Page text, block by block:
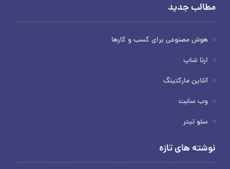
مطالب جدید
هوش مصنوعی برای کسب و کارها
ارنا شاپ
آنلاین مارکتینگ
وب سایت
سئو تیتر
نوشته های تازه